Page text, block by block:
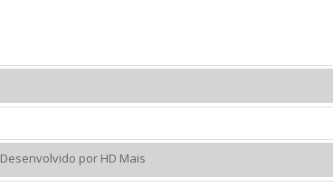
Desenvolvido por HD Mais